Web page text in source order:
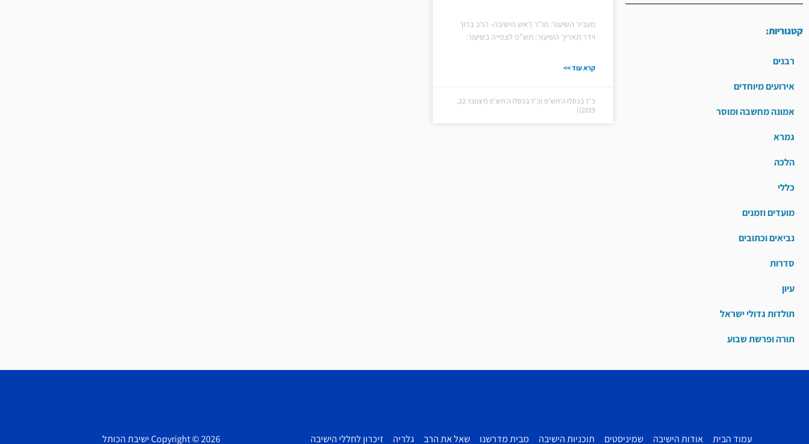
קטגוריות:
רבנים
אירועים מיוחדים
אמונה מחשבה ומוסר
גמרא
הלכה
כללי
מועדים וזמנים
נביאים וכתובים
סדרות
עיון
תולדות גדולי ישראל
תורה ופרשת שבוע
מעביר השיעור: מו"ר ראש הישיבה- הרב ברוך
וידר תאריך השיעור: תש"פ לצפייה בשיעור:
קרא עוד >>
כ״ד בכסלו ה׳תש״פ (כ״ד בכסלו ה׳תש״פ (דצמבר 22,
2019))
עמוד הבית אודות הישיבה שמיניסטים תוכניות הישיבה מבית מדרשנו שאל את הרב גלריה זיכרון לחללי הישיבה Copyright © 2026 ישיבת הכותל